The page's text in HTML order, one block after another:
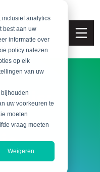
inclusief analytics
best aan uw
informatie over
policy nalezen.
op elk
van uw
uw voorkeuren te
moeten
vraag moeten
Weigeren